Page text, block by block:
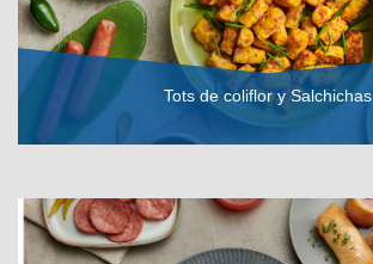
Tots de coliflor y Salchichas